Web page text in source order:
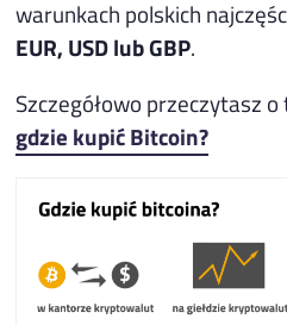
warunkach polskich
EUR, USD lub GBP.
Szczegółowo przeczytasz
gdzie kupić Bitcoin?